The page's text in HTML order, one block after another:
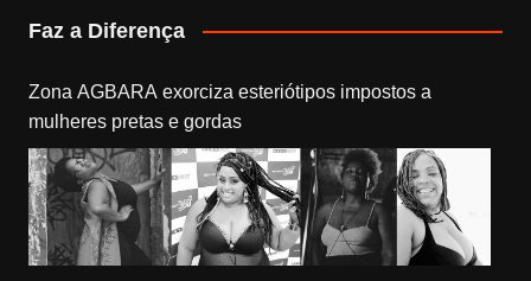
Faz a Diferença
Zona AGBARA exorciza esteriótipos impostos a
mulheres pretas e gordas